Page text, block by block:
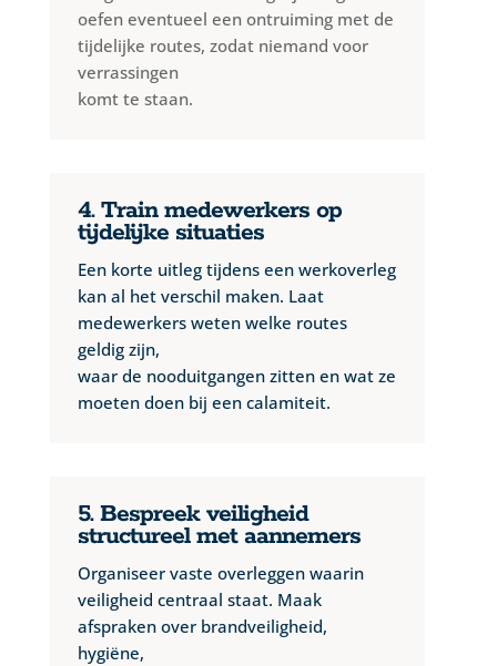
oefen eventueel een ontruiming met de
tijdelijke routes, zodat niemand voor
verrassingen
komt te staan.
4. Train medewerkers op
tijdelijke situaties
Een korte uitleg tijdens een werkoverleg
kan al het verschil maken. Laat
medewerkers weten welke routes
geldig zijn,
waar de nooduitgangen zitten en wat ze
moeten doen bij een calamiteit.
5. Bespreek veiligheid
structureel met aannemers
Organiseer vaste overleggen waarin
veiligheid centraal staat. Maak
afspraken over brandveiligheid,
hygiëne,